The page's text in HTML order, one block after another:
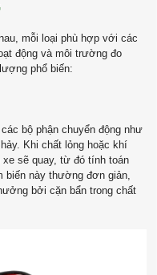
mỗi loại phù hợp với các
động và môi trường đo
phổ biến:
bộ phận chuyển động như
Khi chất lỏng hoặc khí
xe sẽ quay, từ đó tính toán
biến này thường đơn giản,
bởi cặn bẩn trong chất